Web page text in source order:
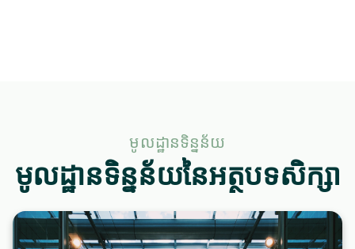
មូលដ្ឋានទិន្នន័យ
មូលដ្ឋានទិន្នន័យនៃអត្ថបទសិក្សា